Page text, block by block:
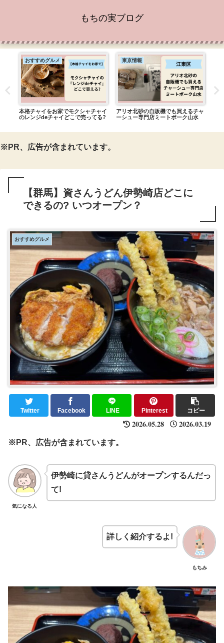
もちの実ブログ
おすすめグルメ
本格チャイをお家でモクシャチャイ
のレンジdeチャイどこで売ってる?
東京情報
アリオ北砂の自販機でも買えるチャ
ーシュー専門店ミートポーク山水
※PR、広告が含まれています。
【群馬】資さんうどん伊勢崎店どこに
できるの? いつオープン？
おすすめグルメ
Twitter Facebook LINE Pinterest コピー
2026.05.28 2026.03.19
※PR、広告が含まれています。
気になる人
伊勢崎に貸さんうどんがオープンするんだっ
て!
もちみ
詳しく紹介するよ!